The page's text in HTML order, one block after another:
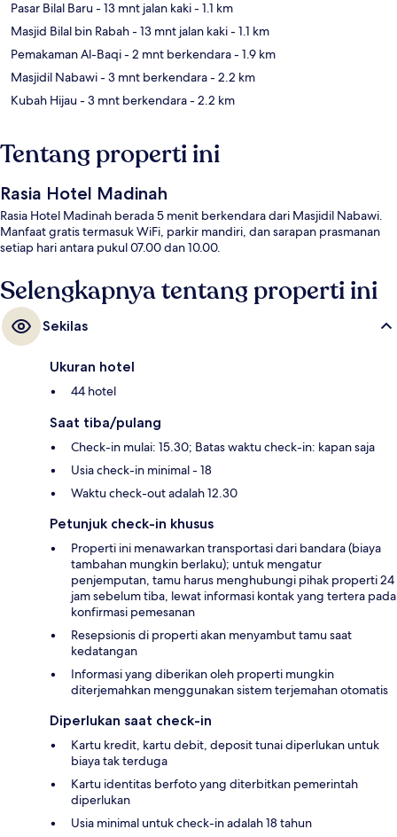
Pasar Bilal Baru- 13 mnt jalan kaki- 1.1 km
Masjid Bilal bin Rabah- 13 mnt jalan kaki- 1.1 km
Pemakaman Al-Baqi- 2 mnt berkendara- 1.9 km
Masjidil Nabawi- 3 mnt berkendara- 2.2 km
Kubah Hijau- 3 mnt berkendara- 2.2 km
Tentang properti ini
Rasia Hotel Madinah
Rasia Hotel Madinah berada 5 menit berkendara dari Masjidil Nabawi.
Manfaat gratis termasuk WiFi, parkir mandiri, dan sarapan prasmanan
setiap hari antara pukul 07.00 dan 10.00.
Selengkapnya tentang properti ini
Sekilas
Ukuran hotel
44 hotel
Saat tiba/pulang
Check-in mulai: 15.30; Batas waktu check-in: kapan saja
Usia check-in minimal - 18
Waktu check-out adalah 12.30
Petunjuk check-in khusus
Properti ini menawarkan transportasi dari bandara (biaya
tambahan mungkin berlaku); untuk mengatur
penjemputan, tamu harus menghubungi pihak properti 24
jam sebelum tiba, lewat informasi kontak yang tertera pada
konfirmasi pemesanan
Resepsionis di properti akan menyambut tamu saat
kedatangan
Informasi yang diberikan oleh properti mungkin
diterjemahkan menggunakan sistem terjemahan otomatis
Diperlukan saat check-in
Kartu kredit, kartu debit, deposit tunai diperlukan untuk
biaya tak terduga
Kartu identitas berfoto yang diterbitkan pemerintah
diperlukan
Usia minimal untuk check-in adalah 18 tahun